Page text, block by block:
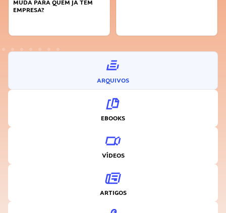
ARQUIVOS
EBOOKS
VÍDEOS
ARTIGOS